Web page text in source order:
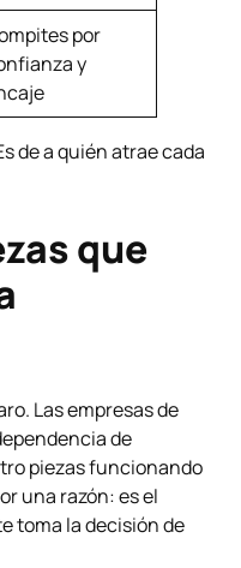
por
y
de a quién atrae cada
que
Las empresas de
de
piezas funcionando
una razón: es el
toma la decisión de